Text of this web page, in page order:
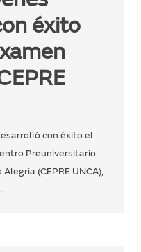
éxito
con éxito el
Preuniversitario
(CEPRE UNCA),